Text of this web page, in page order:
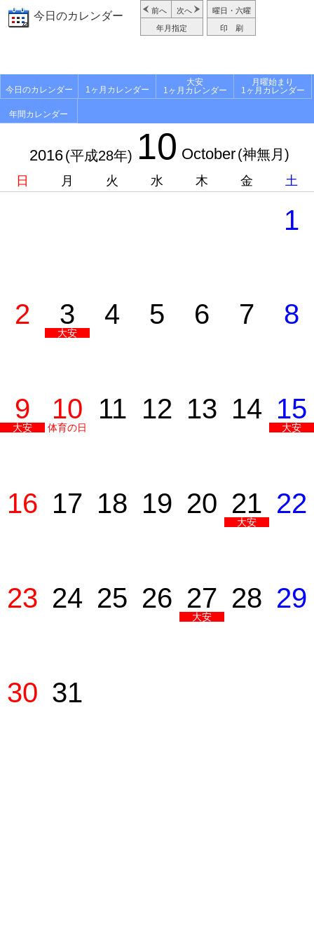
今日のカレンダー 前へ 次へ
年月指定
曜日・六曜
印 刷
今日のカレンダー 1ヶ月カレンダー
大安
1ヶ月カレンダー
月曜始まり
1ヶ月カレンダー
年間カレンダー
2016(平成28年) 10 October(神無月)
日 月 火 水 木 金 土
1
2 3
大安
4 5 6 7 8
9
大安
10
体育の日
11 12 13 14 15
大安
16 17 18 19 20 21
大安
22
23 24 25 26 27
大安
28 29
30 31